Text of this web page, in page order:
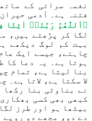
نغمہ سرائی کے
فتنہ ہے۔ آدمی
﴿اَللّٰھُمَّ رَبَّنَاۤ اٰتِنَا
لگا کر پڑھتے ہیں،
بہت کم لوگ دیکھے
چاہئے، جیسے ایک
ہوتا ہے۔ یہ دعا کا
بنا لیتا ہے، تمام
لا سکتا ہے، لاتا
نے بناوٹی بنا رکھا
کبھی بھی کسی
بیٹھا ہو اور طرز
دے دو، مجھے دو روپے